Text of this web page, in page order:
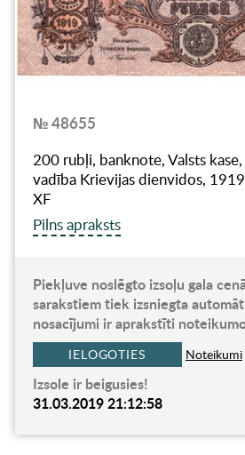
№ 48655
200 rubļi, banknote, Valsts
vadība Krievijas dienvidos,
XF
Pilns apraksts
Piekļuve noslēgto izsoļu gala
sarakstiem tiek izsniegta
nosacījumi ir aprakstīti
IELOGOTIES Noteikumi
Izsole ir beigusies!
31.03.2019 21:12:58